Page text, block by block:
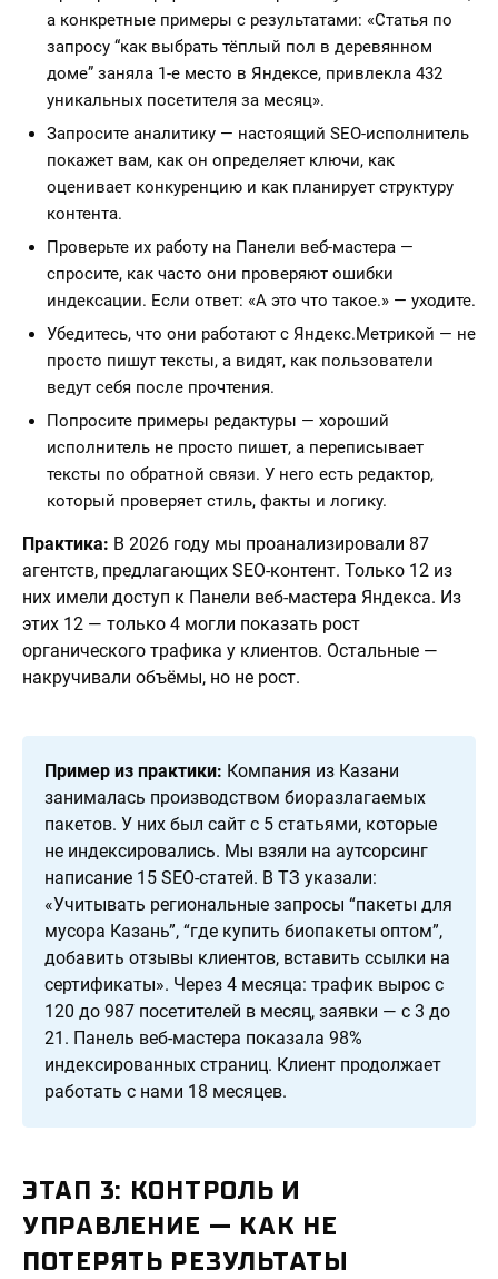
а конкретные примеры с результатами: «Статья по
запросу “как выбрать тёплый пол в деревянном
доме” заняла 1-е место в Яндексе, привлекла 432
уникальных посетителя за месяц».
Запросите аналитику — настоящий SEO-исполнитель
покажет вам, как он определяет ключи, как
оценивает конкуренцию и как планирует структуру
контента.
Проверьте их работу на Панели веб-мастера —
спросите, как часто они проверяют ошибки
индексации. Если ответ: «А это что такое.» — уходите.
Убедитесь, что они работают с Яндекс.Метрикой — не
просто пишут тексты, а видят, как пользователи
ведут себя после прочтения.
Попросите примеры редактуры — хороший
исполнитель не просто пишет, а переписывает
тексты по обратной связи. У него есть редактор,
который проверяет стиль, факты и логику.
Практика: В 2026 году мы проанализировали 87
агентств, предлагающих SEO-контент. Только 12 из
них имели доступ к Панели веб-мастера Яндекса. Из
этих 12 — только 4 могли показать рост
органического трафика у клиентов. Остальные —
накручивали объёмы, но не рост.
Пример из практики: Компания из Казани
занималась производством биоразлагаемых
пакетов. У них был сайт с 5 статьями, которые
не индексировались. Мы взяли на аутсорсинг
написание 15 SEO-статей. В ТЗ указали:
«Учитывать региональные запросы “пакеты для
мусора Казань”, “где купить биопакеты оптом”,
добавить отзывы клиентов, вставить ссылки на
сертификаты». Через 4 месяца: трафик вырос с
120 до 987 посетителей в месяц, заявки — с 3 до
21. Панель веб-мастера показала 98%
индексированных страниц. Клиент продолжает
работать с нами 18 месяцев.
ЭТАП 3: КОНТРОЛЬ И
УПРАВЛЕНИЕ — КАК НЕ
ПОТЕРЯТЬ РЕЗУЛЬТАТЫ